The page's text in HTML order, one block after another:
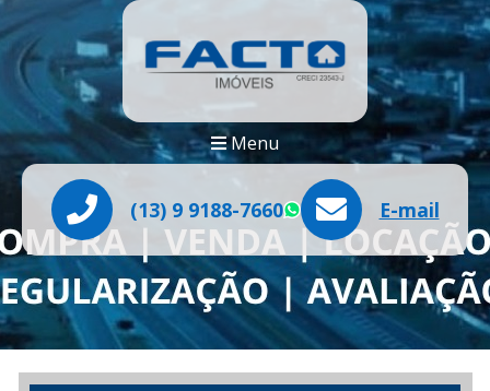
Menu
(13) 9 9188-7660 WhatsApp
E-mail